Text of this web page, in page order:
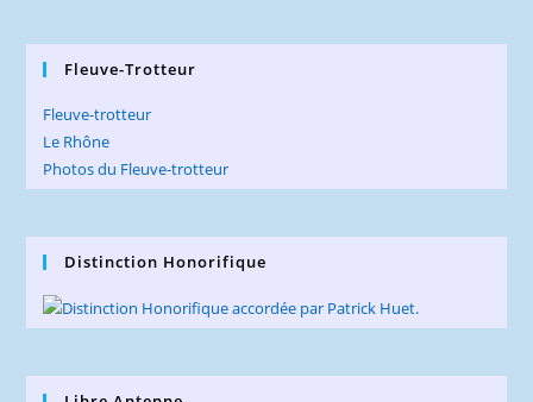
Fleuve-Trotteur
Fleuve-trotteur
Le Rhône
Photos du Fleuve-trotteur
Distinction Honorifique